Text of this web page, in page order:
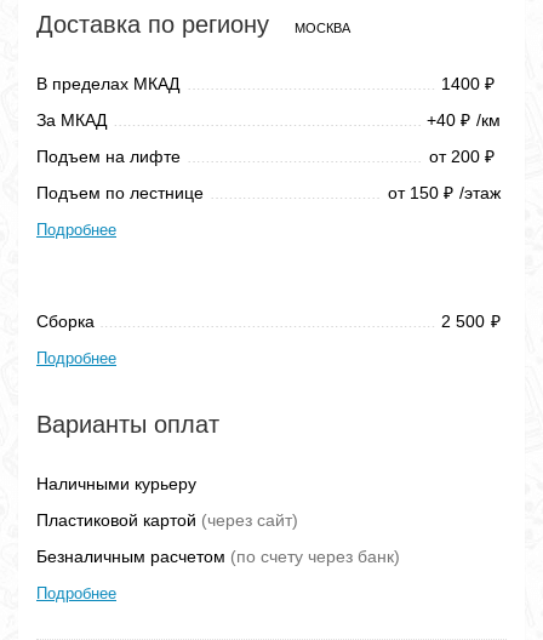
Доставка по региону МОСКВА
В пределах МКАД 1400 ₽
За МКАД +40 ₽ /км
Подъем на лифте
от 200 ₽
Подъем по лестнице от 150 ₽ /этаж
Подробнее
Сборка 2 500 ₽
Подробнее
Варианты оплат
Наличными курьеру
Пластиковой картой (через сайт)
Безналичным расчетом (по счету через банк)
Подробнее